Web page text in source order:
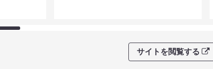
サイトを閲覧する